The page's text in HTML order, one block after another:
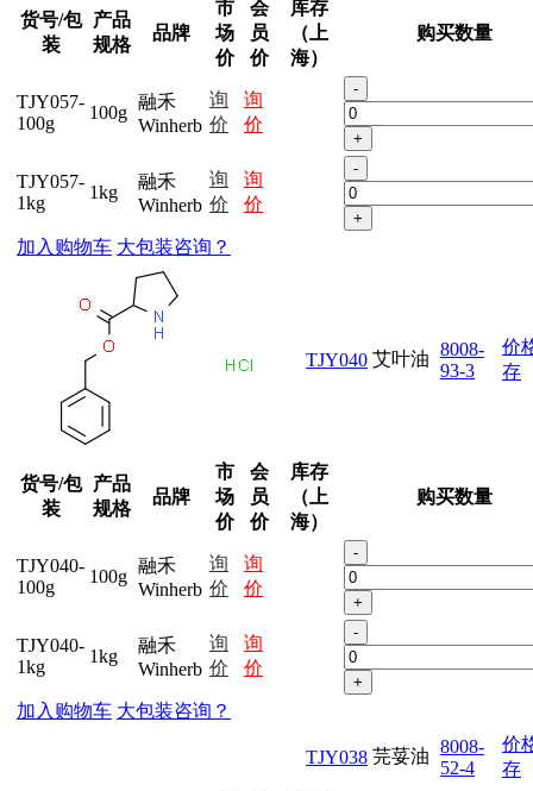
货号/包
装
产品
规格
品牌
市
场
价
会
员
价
库存
（上
海）
购买数量
TJY057-
100g
100g
融禾
Winherb
询
价
询
价
-
+
TJY057-
1kg
1kg
融禾
Winherb
询
价
询
价
-
+
加入购物车 大包装咨询？
TJY040 艾叶油 8008-
93-3
价
存
货号/包
装
产品
规格
品牌
市
场
价
会
员
价
库存
（上
海）
购买数量
TJY040-
100g
100g
融禾
Winherb
询
价
询
价
-
+
TJY040-
1kg
1kg
融禾
Winherb
询
价
询
价
-
+
加入购物车 大包装咨询？
TJY038 芫荽油 8008-
52-4
价
存